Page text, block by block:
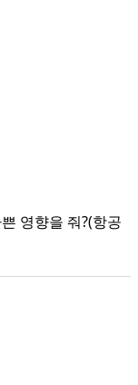
영향을 줘?(항공